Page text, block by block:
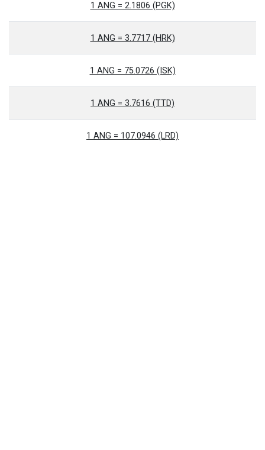
1 ANG = 2.1806 (PGK)
1 ANG = 3.7717 (HRK)
1 ANG = 75.0726 (ISK)
1 ANG = 3.7616 (TTD)
1 ANG = 107.0946 (LRD)